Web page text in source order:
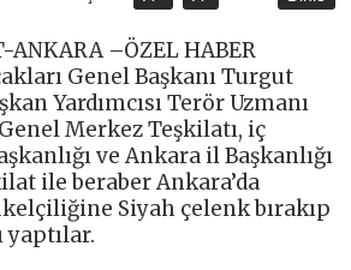
ANKARA –ÖZEL HABER
Genel Başkanı Turgut
Yardımcısı Terör Uzmanı
Merkez Teşkilatı, iç
ve Ankara il Başkanlığı
ile beraber Ankara’da
Siyah çelenk bırakıp
yaptılar.